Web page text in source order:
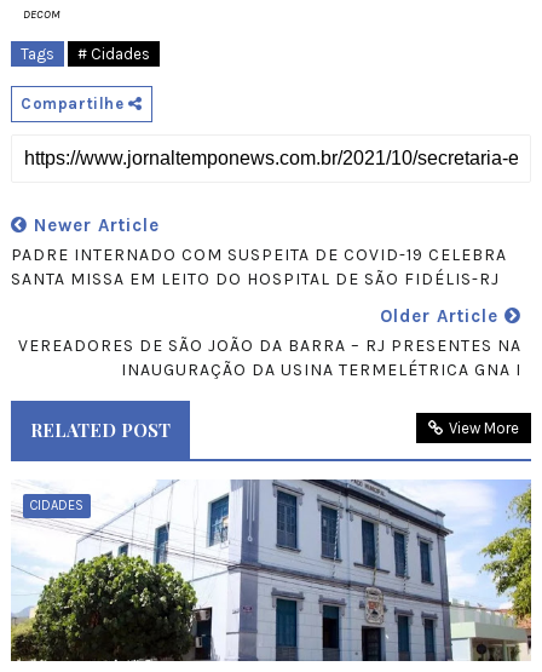
DECOM
Tags # Cidades
Compartilhe
Newer Article
PADRE INTERNADO COM SUSPEITA DE COVID-19 CELEBRA
SANTA MISSA EM LEITO DO HOSPITAL DE SÃO FIDÉLIS-RJ
Older Article
VEREADORES DE SÃO JOÃO DA BARRA – RJ PRESENTES NA
INAUGURAÇÃO DA USINA TERMELÉTRICA GNA I
RELATED POST View More
CIDADES